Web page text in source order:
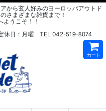
から玄人好みのヨーロッパアウトド
さまざまな雑貨まで！
ようこそ！！
休日：月曜 TEL 042-519-8074
カート